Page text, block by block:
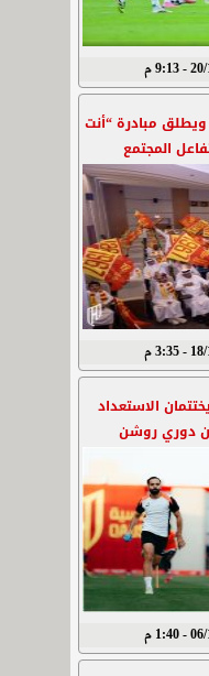
م
ويطلق مبادرة “أنت
المجتمع
م
الاستعداد
دوري روشن
م